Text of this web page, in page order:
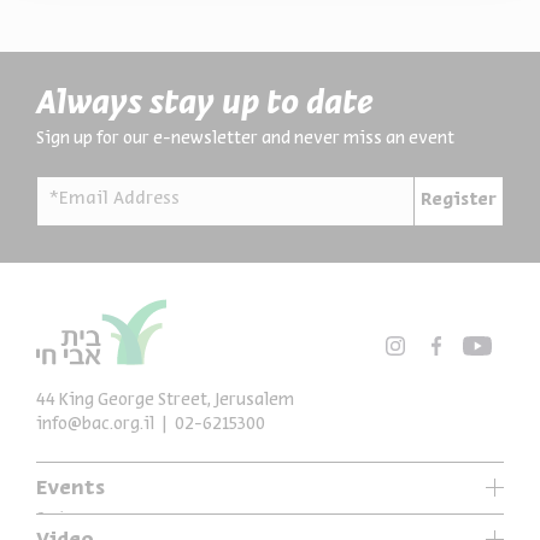
Always stay up to date
Sign up for our e-newsletter and never miss an event
*Email Address Register
Events
Series
44 King George Street, Jerusalem
info@bac.org.il
02-6215300